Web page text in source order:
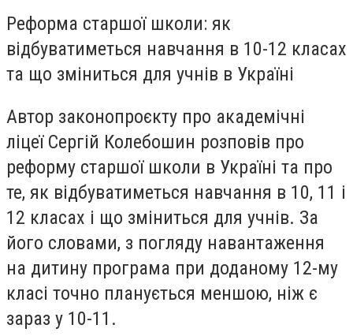
Реформа старшої школи: як
відбуватиметься навчання в 10-12 класах
та що зміниться для учнів в Україні
Автор законопроєкту про академічні
ліцеї Сергій Колебошин розповів про
реформу старшої школи в Україні та про
те, як відбуватиметься навчання в 10, 11 і
12 класах і що зміниться для учнів. За
його словами, з погляду навантаження
на дитину програма при доданому 12-му
класі точно планується меншою, ніж є
зараз у 10-11.